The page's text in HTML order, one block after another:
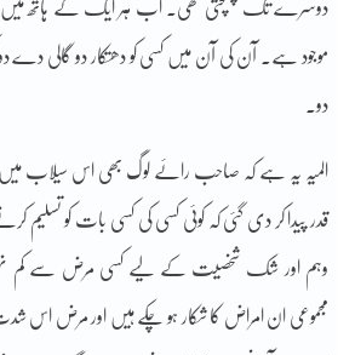
دوسرے تک پہنچتی تھی۔ اب ہر ایک کے ہاتھ میں
موجود ہے۔ آن کی آن میں کسی کو دھتکار دو گالی دے
دو۔
المیہ یہ ہے کہ صاحب رائے لوگ بھی اس سیلاب میں
قدر پیدا کر دی گئی کہ کوئی کسی کی کسی بات کو تسلیم
وہم اور شک شخصیت کے لیے کسی مرض سے کم
مجموعی ان امراض کا شکار ہو چکے ہیں اور مرض اس